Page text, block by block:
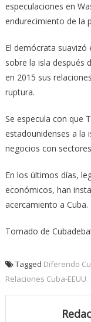
especulaciones en
endurecimiento de la
El demócrata suavizó
sobre la isla después
en 2015 sus
ruptura.
Se especula con que
estadounidenses a la
negocios con
En los últimos días,
económicos, han
acercamiento a Cuba.
Tomado de
Tagged Diferendo
Relaciones Cuba-EEUU